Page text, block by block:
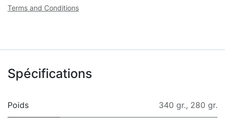
Terms and Conditions
Spécifications
Poids 340 gr., 280 gr.